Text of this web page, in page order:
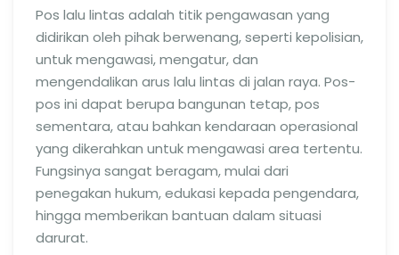
Pos lalu lintas adalah titik pengawasan yang
didirikan oleh pihak berwenang, seperti kepolisian,
untuk mengawasi, mengatur, dan
mengendalikan arus lalu lintas di jalan raya. Pos-
pos ini dapat berupa bangunan tetap, pos
sementara, atau bahkan kendaraan operasional
yang dikerahkan untuk mengawasi area tertentu.
Fungsinya sangat beragam, mulai dari
penegakan hukum, edukasi kepada pengendara,
hingga memberikan bantuan dalam situasi
darurat.